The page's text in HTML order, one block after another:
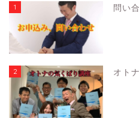
1 問い
2 オト